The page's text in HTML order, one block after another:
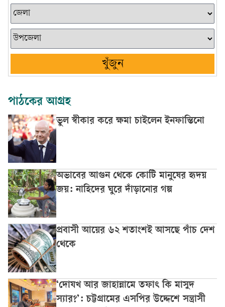
খুঁজুন
পাঠকের আগ্রহ
ভুল স্বীকার করে ক্ষমা চাইলেন ইনফান্তিনো
অভাবের আগুন থেকে কোটি মানুষের হৃদয়
জয়: নাহিদের ঘুরে দাঁড়ানোর গল্প
প্রবাসী আয়ের ৬২ শতাংশই আসছে পাঁচ দেশ
থেকে
‘দোযখ আর জাহান্নামে তফাৎ কি মাসুদ
স্যার?’: চট্টগ্রামের এসপির উদ্দেশে সন্ত্রাসী